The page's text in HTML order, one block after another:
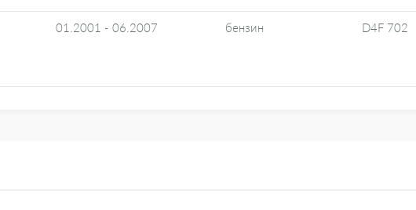
01.2001 - 06.2007 бензин D4F 702